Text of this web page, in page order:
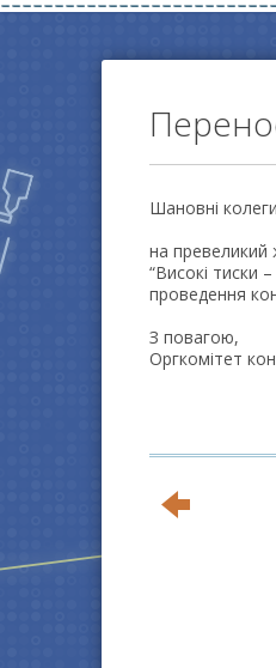
Шановні
на превеликий
“Високі тиски
проведення
З повагою,
Оргкомітет